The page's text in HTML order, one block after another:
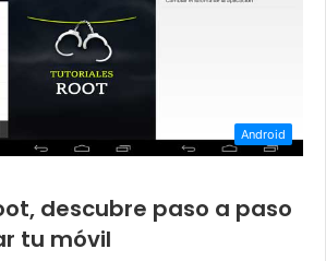
Android
descubre paso a paso
tu móvil